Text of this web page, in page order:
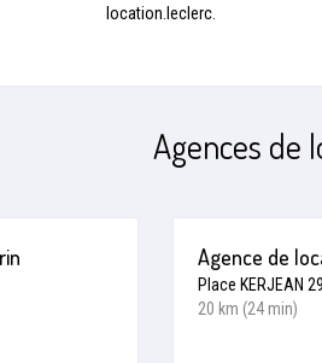
location.leclerc.
Agences de
Agence de
Place KERJEAN
20 km (24 min)